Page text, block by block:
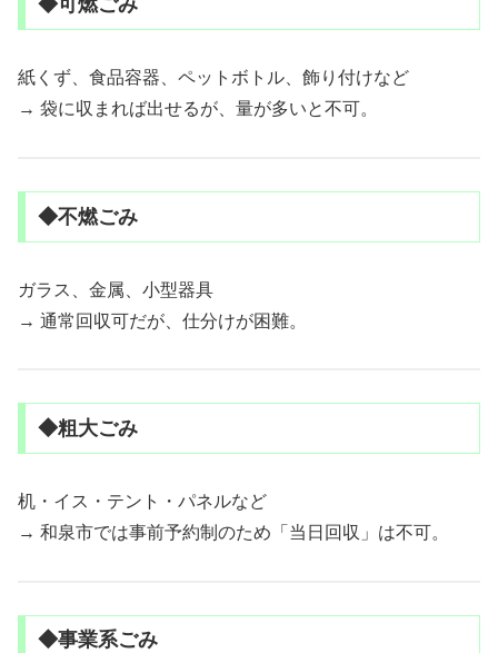
◆可燃ごみ
紙くず、食品容器、ペットボトル、飾り付けなど
→ 袋に収まれば出せるが、量が多いと不可。
◆不燃ごみ
ガラス、金属、小型器具
→ 通常回収可だが、仕分けが困難。
◆粗大ごみ
机・イス・テント・パネルなど
→ 和泉市では事前予約制のため「当日回収」は不可。
◆事業系ごみ